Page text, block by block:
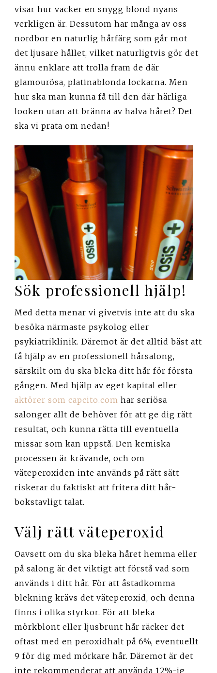
visar hur vacker en snygg blond nyans
verkligen är. Dessutom har många av oss
nordbor en naturlig hårfärg som går mot
det ljusare hållet, vilket naturligtvis gör det
ännu enklare att trolla fram de där
glamourösa, platinablonda lockarna. Men
hur ska man kunna få till den där härliga
looken utan att bränna av halva håret? Det
ska vi prata om nedan!
Sök professionell hjälp!
Med detta menar vi givetvis inte att du ska
besöka närmaste psykolog eller
psykiatriklinik. Däremot är det alltid bäst att
få hjälp av en professionell hårsalong,
särskilt om du ska bleka ditt hår för första
gången. Med hjälp av eget kapital eller
aktörer som capcito.com har seriösa
salonger allt de behöver för att ge dig rätt
resultat, och kunna rätta till eventuella
missar som kan uppstå. Den kemiska
processen är krävande, och om
väteperoxiden inte används på rätt sätt
riskerar du faktiskt att fritera ditt hår-
bokstavligt talat.
Välj rätt väteperoxid
Oavsett om du ska bleka håret hemma eller
på salong är det viktigt att förstå vad som
används i ditt hår. För att åstadkomma
blekning krävs det väteperoxid, och denna
finns i olika styrkor. För att bleka
mörkblont eller ljusbrunt hår räcker det
oftast med en peroxidhalt på 6%, eventuellt
9 för dig med mörkare hår. Däremot är det
inte rekommenderat att använda 12%-ig